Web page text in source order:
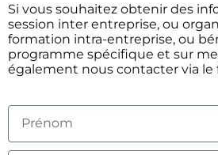
Si vous souhaitez obtenir des
session inter entreprise, ou
formation intra-entreprise, ou
programme spécifique et sur
également nous contacter via le